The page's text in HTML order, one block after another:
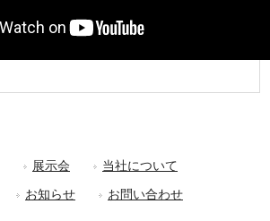
展示会 当社について
お知らせ お問い合わせ